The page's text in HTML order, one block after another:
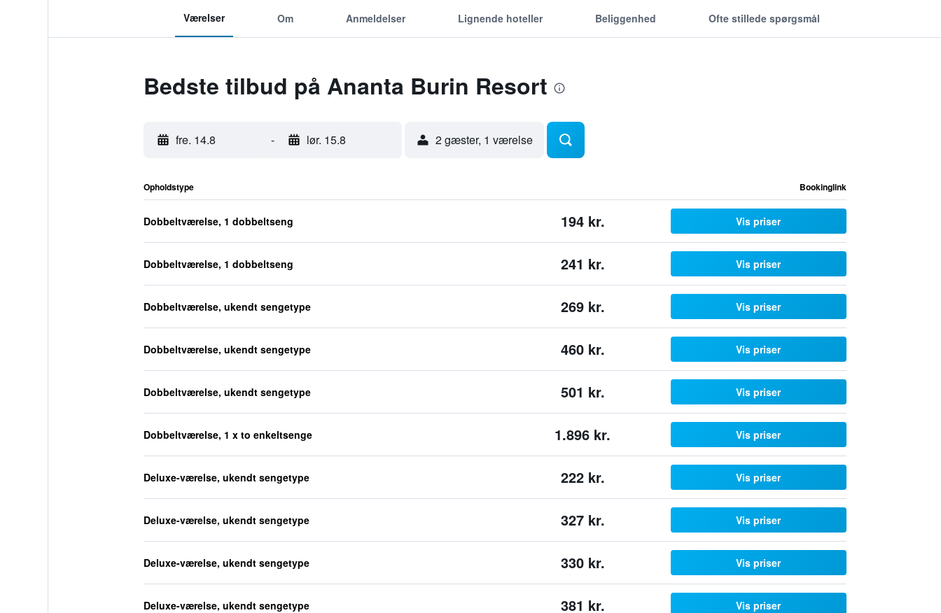
Værelser Om Anmeldelser Lignende hoteller Beliggenhed Ofte stillede spørgsmål
Bedste tilbud på Ananta Burin Resort
fre. 14.8 - lør. 15.8 2 gæster, 1 værelse
Opholdstype Bookinglink
Dobbeltværelse, 1 dobbeltseng 194 kr. Vis priser
Dobbeltværelse, 1 dobbeltseng 241 kr. Vis priser
Dobbeltværelse, ukendt sengetype 269 kr. Vis priser
Dobbeltværelse, ukendt sengetype 460 kr. Vis priser
Dobbeltværelse, ukendt sengetype 501 kr. Vis priser
Dobbeltværelse, 1 x to enkeltsenge 1.896 kr. Vis priser
Deluxe-værelse, ukendt sengetype 222 kr. Vis priser
Deluxe-værelse, ukendt sengetype 327 kr. Vis priser
Deluxe-værelse, ukendt sengetype 330 kr. Vis priser
Deluxe-værelse, ukendt sengetype 381 kr. Vis priser